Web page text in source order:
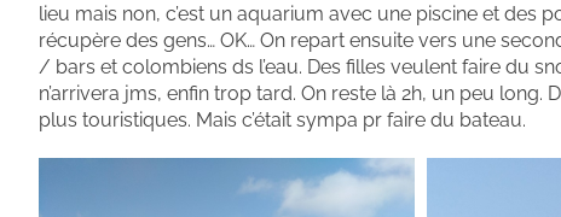
lieu mais non, c’est un aquarium avec une piscine et des
récupère des gens… OK… On repart ensuite vers une
/ bars et colombiens ds l’eau. Des filles veulent faire du
n’arrivera jms, enfin trop tard. On reste là 2h, un peu
plus touristiques. Mais c’était sympa pr faire du bateau.